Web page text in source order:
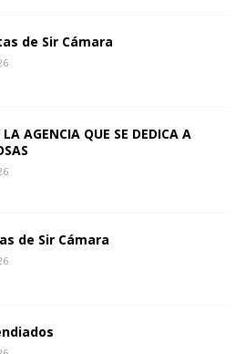
de Sir Cámara
LA AGENCIA QUE SE DEDICA A
de Sir Cámara